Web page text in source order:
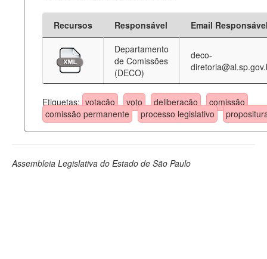
Recursos Responsável
Email
Departamento
de Comissões
(DECO)
deco-
Etiquetas: votação voto deliberação
comissão
comissão permanente
processo legislativo
Assembleia Legislativa do Estado de São Paulo